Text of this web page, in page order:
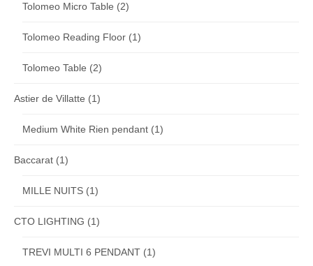
Tolomeo Micro Table (2)
Tolomeo Reading Floor (1)
Tolomeo Table (2)
Astier de Villatte (1)
Medium White Rien pendant (1)
Baccarat (1)
MILLE NUITS (1)
CTO LIGHTING (1)
TREVI MULTI 6 PENDANT (1)